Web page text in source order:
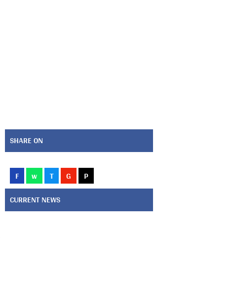
SHARE ON
F w T G P
CURRENT NEWS